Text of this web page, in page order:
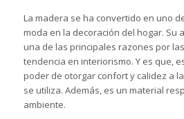
La madera se ha convertido en uno
moda en la decoración del hogar. Su
una de las principales razones por
tendencia en interiorismo. Y es que,
poder de otorgar confort y calidez a
se utiliza. Además, es un material
ambiente.